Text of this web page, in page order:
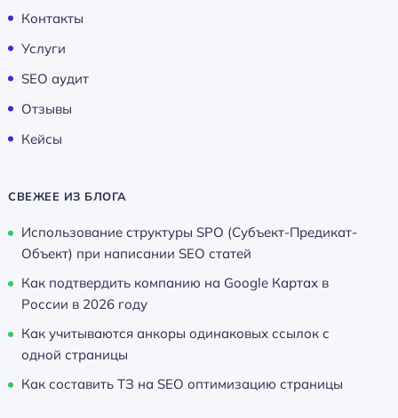
Контакты
Услуги
SEO аудит
Отзывы
Кейсы
СВЕЖЕЕ ИЗ БЛОГА
Использование структуры SPO (Субъект-Предикат-
Объект) при написании SEO статей
Как подтвердить компанию на Google Картах в
России в 2026 году
Как учитываются анкоры одинаковых ссылок с
одной страницы
Как составить ТЗ на SEO оптимизацию страницы